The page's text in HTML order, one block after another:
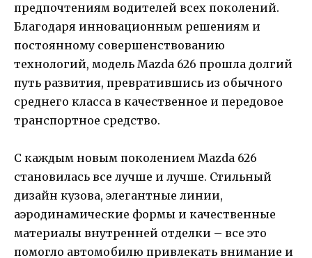
предпочтениям водителей всех поколений.
Благодаря инновационным решениям и
постоянному совершенствованию
технологий, модель Mazda 626 прошла долгий
путь развития, превратившись из обычного
среднего класса в качественное и передовое
транспортное средство.
С каждым новым поколением Mazda 626
становилась все лучше и лучше. Стильный
дизайн кузова, элегантные линии,
аэродинамические формы и качественные
материалы внутренней отделки – все это
помогло автомобилю привлекать внимание и